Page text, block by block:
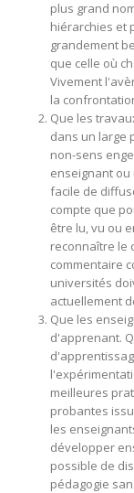
plus grand
hiérarchies et
grandement
que celle où
Vivement
la
Que les
dans un large
non-sens
enseignant ou
facile de
compte que
être lu, vu ou
reconnaître le
commentaire
universités
actuellement
Que les
d'apprenant.
meilleures
probantes
les
développer
possible de
pédagogie